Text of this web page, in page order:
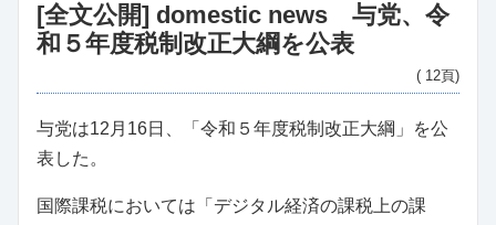
[全文公開] domestic news 与党、令
和５年度税制改正大綱を公表
( 12頁)
与党は12月16日、「令和５年度税制改正大綱」を公
表した。
国際課税においては「デジタル経済の課税上の課